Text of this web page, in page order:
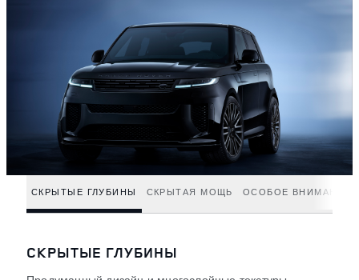
СКРЫТЫЕ ГЛУБИНЫ СКРЫТАЯ МОЩЬ ОСОБОЕ ВНИМАНИЕ
СКРЫТЫЕ ГЛУБИНЫ